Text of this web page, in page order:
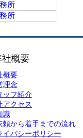
所
所
概要
概要
理念
ッフ紹介
アクセス
識
頼から着手までの流れ
イバシーポリシー